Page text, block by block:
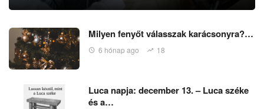
Milyen fenyőt válasszak karácsonyra?…
6 hónap ago 18
Luca napja: december 13. – Luca széke
és a…